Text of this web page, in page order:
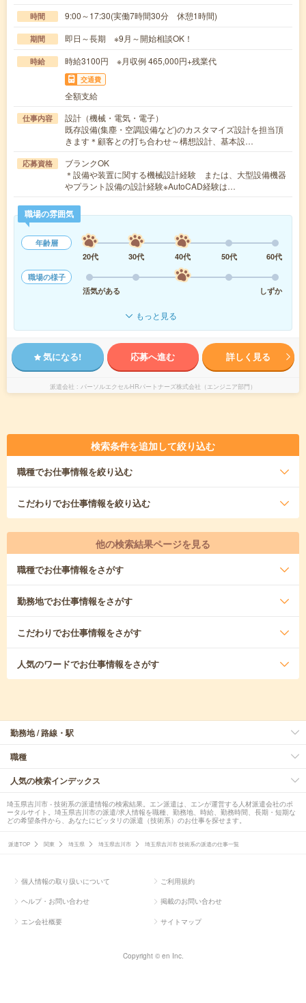
時間 9:00～17:30(実働7時間30分 休憩1時間)
期間 即日～長期 ※9月～開始相談OK！
時給 時給3100円 ※月収例 465,000円+残業代
交通費
全額支給
仕事内容
設計（機械・電気・電子）
既存設備(集塵・空調設備など)のカスタマイズ設計を担当頂
きます＊顧客との打ち合わせ～構想設計、基本設…
応募資格
ブランクOK
＊設備や装置に関する機械設計経験 または、大型設備機器
やプラント設備の設計経験※AutoCAD経験は…
職場の雰囲気
年齢層
20代
30代 40代 50代
60代
職場の様子
活気がある
しずか
もっと見る
気になる! 応募へ進む 詳しく見る
派遣会社 パーソルエクセルHRパートナーズ株式会社（エンジニア部門）
検索条件を追加して絞り込む
職種でお仕事情報を絞り込む
こだわりでお仕事情報を絞り込む
他の検索結果ページを見る
職種でお仕事情報をさがす
勤務地でお仕事情報をさがす
こだわりでお仕事情報をさがす
人気のワードでお仕事情報をさがす
勤務地 / 路線・駅
職種
人気の検索インデックス
埼玉県吉川市 - 技術系の派遣情報の検索結果。エン派遣は、エンが運営する人材派遣会社のポ
ータルサイト。埼玉県吉川市の派遣/求人情報を職種、勤務地、時給、勤務時間、長期・短期な
どの希望条件から、あなたにピッタリの派遣（技術系）のお仕事を探せます。
派遣TOP 関東 埼玉県 埼玉県吉川市 埼玉県吉川市 技術系の派遣の仕事一覧
個人情報の取り扱いについて ご利用規約
ヘルプ・お問い合わせ 掲載のお問い合わせ
エン会社概要 サイトマップ
Copyright © en Inc.